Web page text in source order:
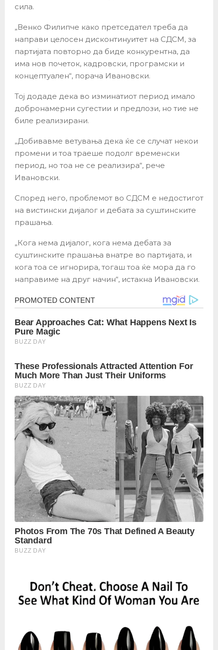
сила.
„Венко Филипче како претседател треба да
направи целосен дисконтинуитет на СДСМ, за
партијата повторно да биде конкурентна, да
има нов почеток, кадровски, програмски и
концептуален“, порача Ивановски.
Тој додаде дека во изминатиот период имало
добронамерни сугестии и предлози, но тие не
биле реализирани.
„Добивавме ветувања дека ќе се случат некои
промени и тоа траеше подолг временски
период, но тоа не се реализира“, рече
Ивановски.
Според него, проблемот во СДСМ е недостигот
на вистински дијалог и дебата за суштинските
прашања.
„Кога нема дијалог, кога нема дебата за
суштинските прашања внатре во партијата, и
кога тоа се игнорира, тогаш тоа ќе мора да го
направиме на друг начин“, истакна Ивановски.